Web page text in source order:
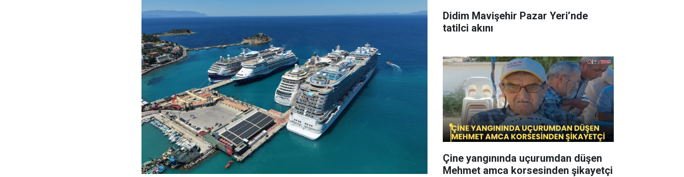
Didim Mavişehir Pazar Yeri’nde
tatilci akını
Çine yangınında uçurumdan düşen
Mehmet amca korsesinden şikayetçi